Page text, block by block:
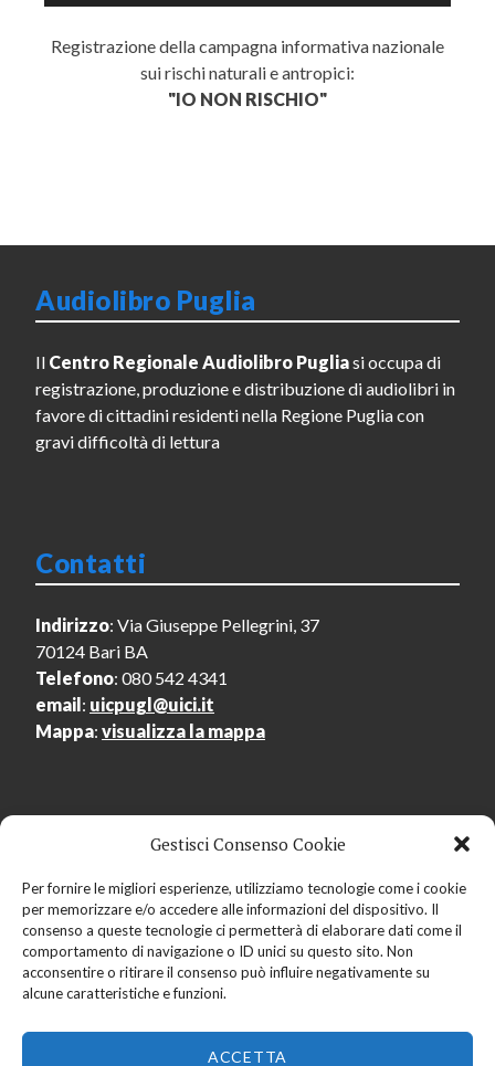
Gestisci Consenso Cookie
Per fornire le migliori esperienze, utilizziamo tecnologie come i cookie
per memorizzare e/o accedere alle informazioni del dispositivo. Il
consenso a queste tecnologie ci permetterà di elaborare dati come il
comportamento di navigazione o ID unici su questo sito. Non
acconsentire o ritirare il consenso può influire negativamente su
alcune caratteristiche e funzioni.
ACCETTA
Registrazione della campagna informativa nazionale
sui rischi naturali e antropici:
"IO NON RISCHIO"
Audiolibro Puglia
Il Centro Regionale Audiolibro Pugliasi occupa di
registrazione, produzione e distribuzione di audiolibri in
favore di cittadini residenti nella Regione Puglia con
gravi difficoltà di lettura
Contatti
Indirizzo: Via Giuseppe Pellegrini, 37
70124 Bari BA
Telefono: 080 542 4341
email : uicpugl@uici.it
Mappa: visualizza la mappa
Menu Utente
Accedi
Registrati